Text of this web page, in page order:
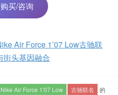
买/咨询
Air Force 1’07 Low古驰联
街头基因融合
Nike Air Force 1'07 Low 古驰联名
的